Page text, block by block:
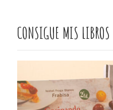
CONSIGUE MIS